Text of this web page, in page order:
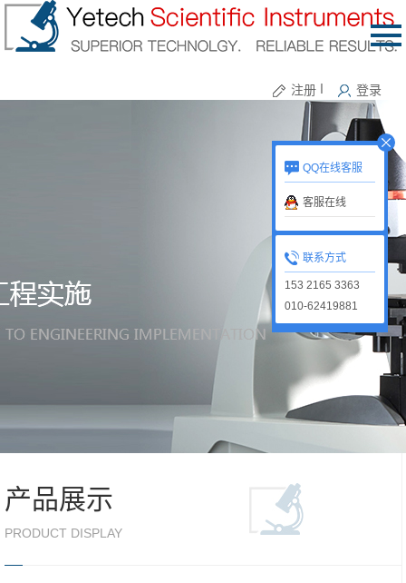
注册 登录
QQ在线客服
客服在线
联系方式
153 2165 3363
010-62419881
产品展示
PRODUCT DISPLAY